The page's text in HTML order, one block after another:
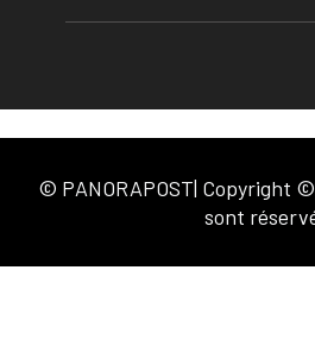
© PANORAPOST| Copyright
sont